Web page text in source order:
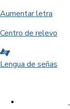
Aumentar letra
Centro de relevo
Lengua de señas